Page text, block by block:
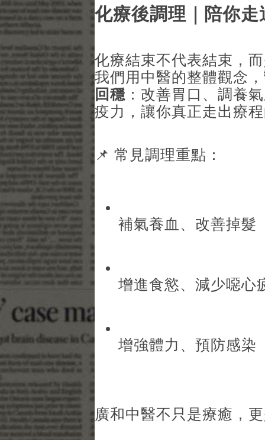
化療後調理｜陪你
化療結束不代表結束，
我們用中醫的整體觀念，
回穩 ：改善胃口、調養
疫力，讓你真正走出療
📌 常見調理重點：
補氣養血、改善掉髮
增進食慾、減少噁心
增強體力、預防感染
廣和中醫不只是療癒，